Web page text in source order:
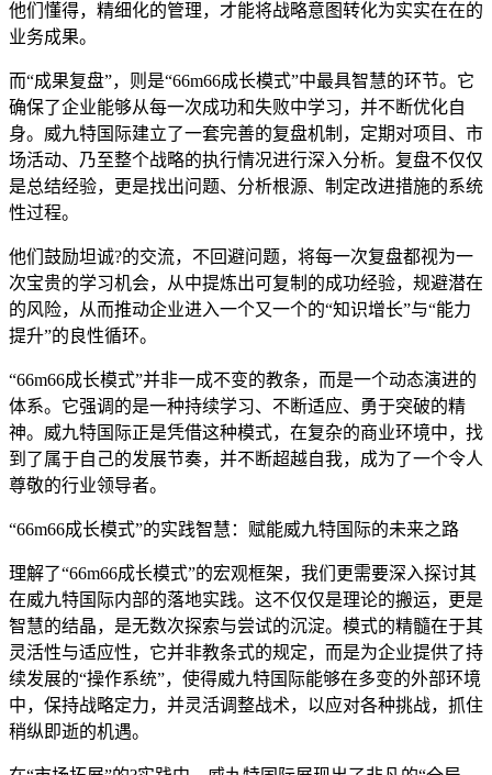
他们懂得，精细化的管理，才能将战略意图转化为实实在在的
业务成果。
而“成果复盘”，则是“66m66成长模式”中最具智慧的环节。它
确保了企业能够从每一次成功和失败中学习，并不断优化自
身。威九特国际建立了一套完善的复盘机制，定期对项目、市
场活动、乃至整个战略的执行情况进行深入分析。复盘不仅仅
是总结经验，更是找出问题、分析根源、制定改进措施的系统
性过程。
他们鼓励坦诚?的交流，不回避问题，将每一次复盘都视为一
次宝贵的学习机会，从中提炼出可复制的成功经验，规避潜在
的风险，从而推动企业进入一个又一个的“知识增长”与“能力
提升”的良性循环。
“66m66成长模式”并非一成不变的教条，而是一个动态演进的
体系。它强调的是一种持续学习、不断适应、勇于突破的精
神。威九特国际正是凭借这种模式，在复杂的商业环境中，找
到了属于自己的发展节奏，并不断超越自我，成为了一个令人
尊敬的行业领导者。
“66m66成长模式”的实践智慧：赋能威九特国际的未来之路
理解了“66m66成长模式”的宏观框架，我们更需要深入探讨其
在威九特国际内部的落地实践。这不仅仅是理论的搬运，更是
智慧的结晶，是无数次探索与尝试的沉淀。模式的精髓在于其
灵活性与适应性，它并非教条式的规定，而是为企业提供了持
续发展的“操作系统”，使得威九特国际能够在多变的外部环境
中，保持战略定力，并灵活调整战术，以应对各种挑战，抓住
稍纵即逝的机遇。